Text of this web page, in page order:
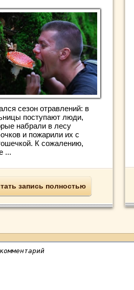
сезон отравлений: в
поступают люди,
набрали в лесу
и пожарили их с
К сожалению,
...
запись полностью